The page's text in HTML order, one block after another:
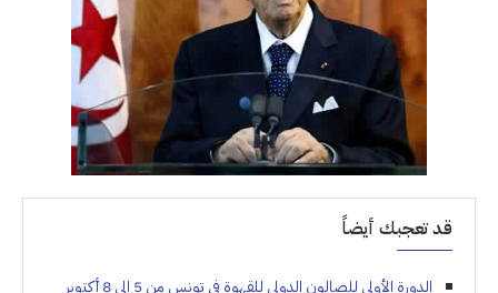
قد تعجبك أيضاً
الدورة الأولى للصالون الدولي للقهوة في تونس من 5 إلى 8 أكتوبر